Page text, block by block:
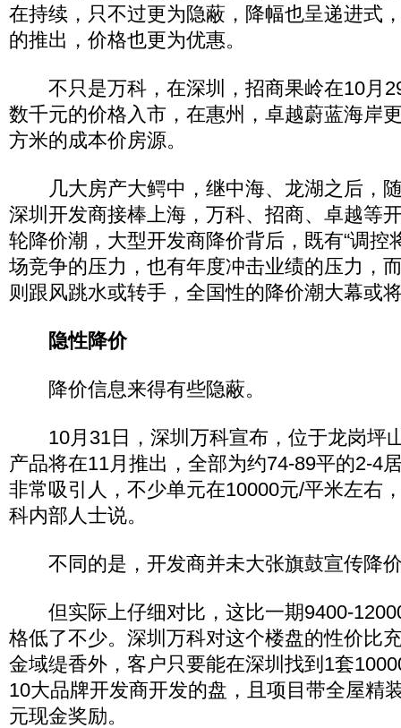
在持续，只不过更为隐蔽，降幅也呈递进式
的推出，价格也更为优惠。
不只是万科，在深圳，招商果岭在10月
数千元的价格入市，在惠州，卓越蔚蓝海岸
方米的成本价房源。
几大房产大鳄中，继中海、龙湖之后，
深圳开发商接棒上海，万科、招商、卓越等
轮降价潮，大型开发商降价背后，既有“调控
场竞争的压力，也有年度冲击业绩的压力，
则跟风跳水或转手，全国性的降价潮大幕或
隐性降价
降价信息来得有些隐蔽。
10月31日，深圳万科宣布，位于龙岗坪
产品将在11月推出，全部为约74-89平的2-4
非常吸引人，不少单元在10000元/平米左右
科内部人士说。
不同的是，开发商并未大张旗鼓宣传降
但实际上仔细对比，这比一期9400-
格低了不少。深圳万科对这个楼盘的性价比
金域缇香外，客户只要能在深圳找到1套
10大品牌开发商开发的盘，且项目带全屋精
元现金奖励。